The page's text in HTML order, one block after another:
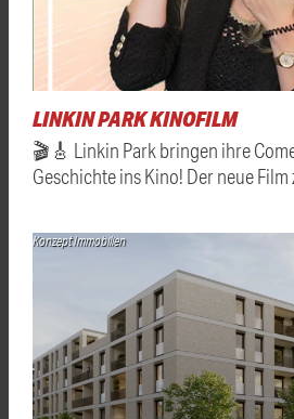
LINKIN PARK KINOFILM
🎬🎸 Linkin Park bringen ihre
Geschichte ins Kino! Der neue
Konzept Immobilien